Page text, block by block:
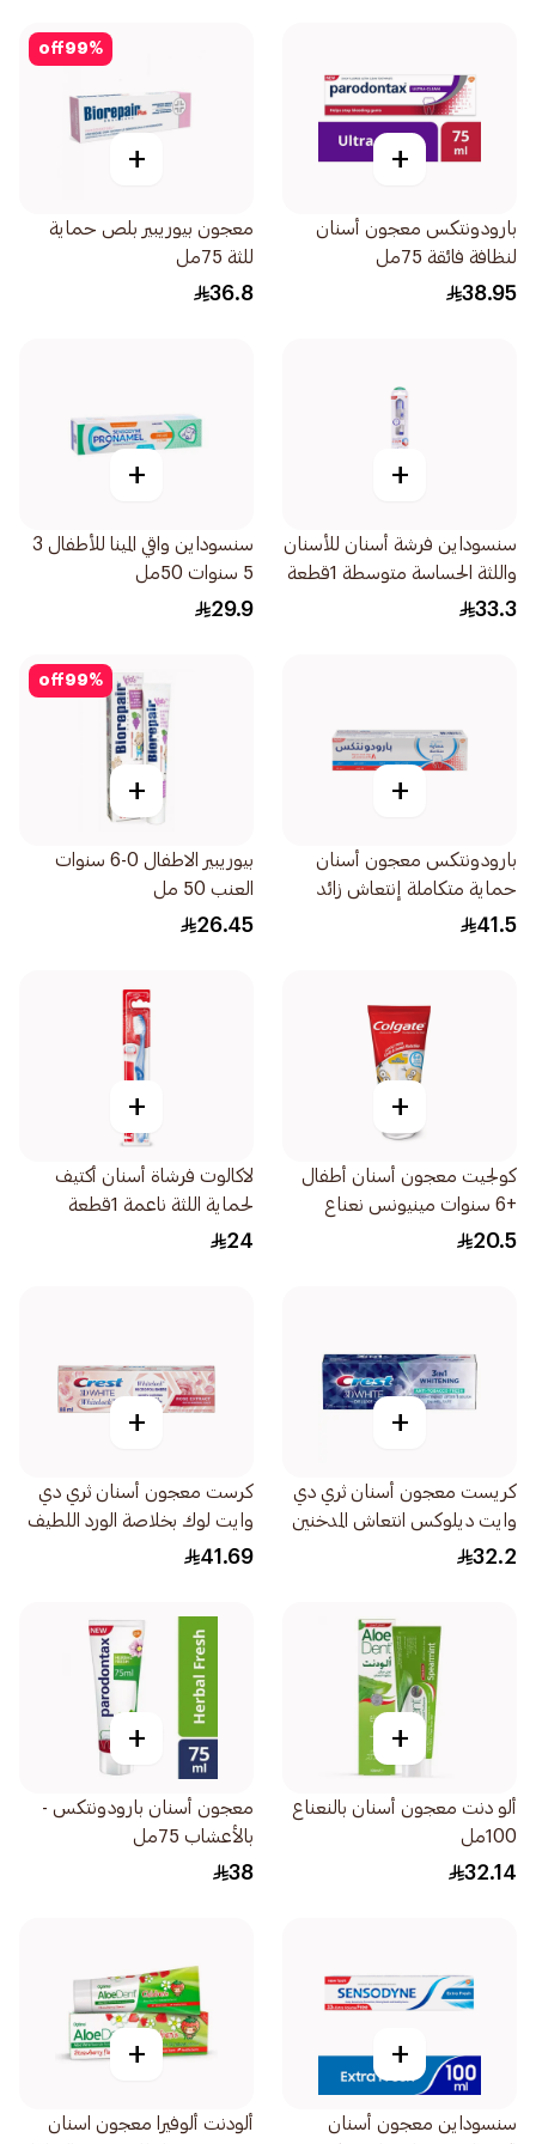
+
بارودونتكس معجون أسنان
لنظافة فائقة 75مل
38.95
99%
off
+
معجون بيوريبير بلص حماية
للثة 75مل
36.8
+
سنسوداين فرشة أسنان للأسنان
واللثة الحساسة متوسطة 1قطعة
33.3
+
سنسوداين واقي المينا للأطفال 3
5 سنوات 50مل
29.9
+
بارودونتكس معجون أسنان
حماية متكاملة إنتعاش زائد
75مل
41.5
99%
off
+
بيوريبير الاطفال 0-6 سنوات
العنب 50 مل
26.45
+
كولجيت معجون أسنان أطفال
+6 سنوات مينيونس نعناع
خفيف 50مل
20.5
+
لاكالوت فرشاة أسنان أكتيف
لحماية اللثة ناعمة 1قطعة
24
+
كريست معجون أسنان ثري دي
وايت ديلوكس انتعاش المدخنين
75مل
32.2
+
كرست معجون أسنان ثري دي
وايت لوك بخلاصة الورد اللطيف
والملح المعدني المبيض 88مل
41.69
+
ألو دنت معجون أسنان بالنعناع
100مل
32.14
+
معجون أسنان بارودونتكس -
بالأعشاب 75مل
38
+
سنسوداين معجون أسنان
+
ألودنت ألوفيرا معجون اسنان